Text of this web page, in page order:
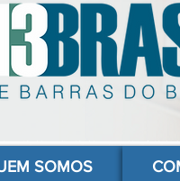
barras, código de barras online, código de barras para produtos, gs1, código
SOMOS